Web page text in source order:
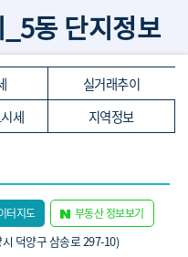
동 단지정보
실거래추이
세 지역정보
터지도 부동산 정보보기
덕양구 삼송로 297-10)